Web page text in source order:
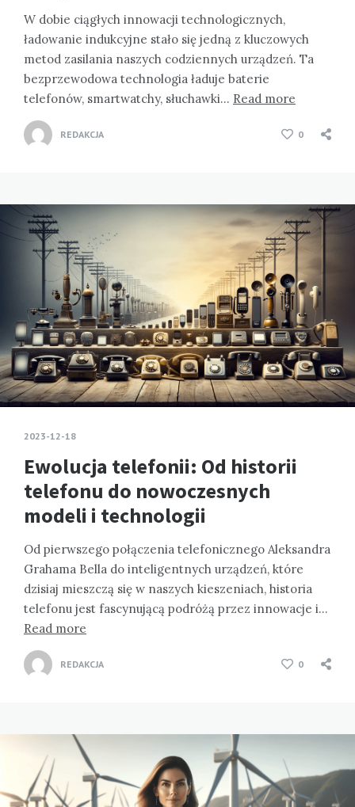
W dobie ciągłych innowacji technologicznych,
ładowanie indukcyjne stało się jedną z kluczowych
metod zasilania naszych codziennych urządzeń. Ta
bezprzewodowa technologia ładuje baterie
telefonów, smartwatchy, słuchawki… Read more
REDAKCJA 0
2023-12-18
Ewolucja telefonii: Od historii
telefonu do nowoczesnych
modeli i technologii
Od pierwszego połączenia telefonicznego Aleksandra
Grahama Bella do inteligentnych urządzeń, które
dzisiaj mieszczą się w naszych kieszeniach, historia
telefonu jest fascynującą podróżą przez innowacje i…
Read more
REDAKCJA 0